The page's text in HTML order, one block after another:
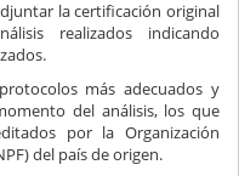
la certificación original
realizados indicando
más adecuados y
del análisis, los que
por la Organización
del país de origen.